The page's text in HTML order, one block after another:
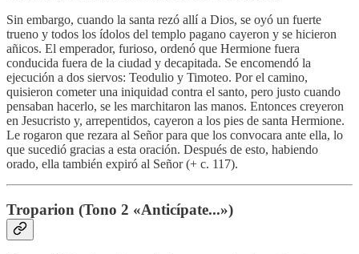
Sin embargo, cuando la santa rezó allí a Dios, se oyó un fuerte
trueno y todos los ídolos del templo pagano cayeron y se hicieron
añicos. El emperador, furioso, ordenó que Hermione fuera
conducida fuera de la ciudad y decapitada. Se encomendó la
ejecución a dos siervos: Teodulio y Timoteo. Por el camino,
quisieron cometer una iniquidad contra el santo, pero justo cuando
pensaban hacerlo, se les marchitaron las manos. Entonces creyeron
en Jesucristo y, arrepentidos, cayeron a los pies de santa Hermione.
Le rogaron que rezara al Señor para que los convocara ante ella, lo
que sucedió gracias a esta oración. Después de esto, habiendo
orado, ella también expiró al Señor (+ c. 117).
Troparion (Tono 2 «Anticípate...»)